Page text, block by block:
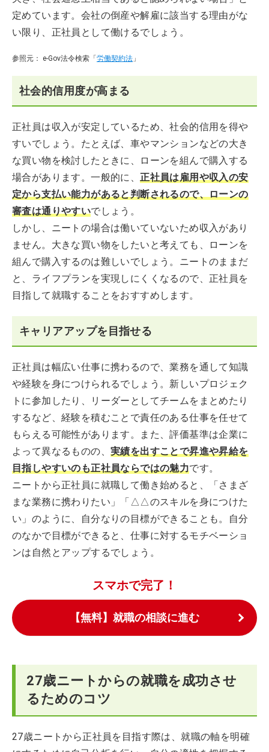
定めています。会社の倒産や解雇に該当する理由がな
い限り、正社員として働けるでしょう。
参照元： e-Gov法令検索「 労働契約法 」
社会的信用度が高まる
正社員は収入が安定しているため、社会的信用を得や
すいでしょう。たとえば、車やマンションなどの大き
な買い物を検討したときに、ローンを組んで購入する
場合があります。一般的に、正社員は雇用や収入の安
定から支払い能力があると判断されるので、ローンの
審査は通りやすいでしょう。
しかし、ニートの場合は働いていないため収入があり
ません。大きな買い物をしたいと考えても、ローンを
組んで購入するのは難しいでしょう。ニートのままだ
と、ライフプランを実現しにくくなるので、正社員を
目指して就職することをおすすめします。
キャリアアップを目指せる
正社員は幅広い仕事に携わるので、業務を通して知識
や経験を身につけられるでしょう。新しいプロジェク
トに参加したり、リーダーとしてチームをまとめたり
するなど、経験を積むことで責任のある仕事を任せて
もらえる可能性があります。また、評価基準は企業に
よって異なるものの、 実績を出すことで昇進や昇給を
目指しやすいのも正社員ならではの魅力です。
ニートから正社員に就職して働き始めると、「さまざ
まな業務に携わりたい」「△△のスキルを身につけた
い」のように、自分なりの目標ができることも。自分
のなかで目標ができると、仕事に対するモチベーショ
ンは自然とアップするでしょう。
スマホで完了！
【無料】就職の相談に進む
27歳ニートからの就職を成功させ
るためのコツ
27歳ニートから正社員を目指す際は、就職の軸を明確